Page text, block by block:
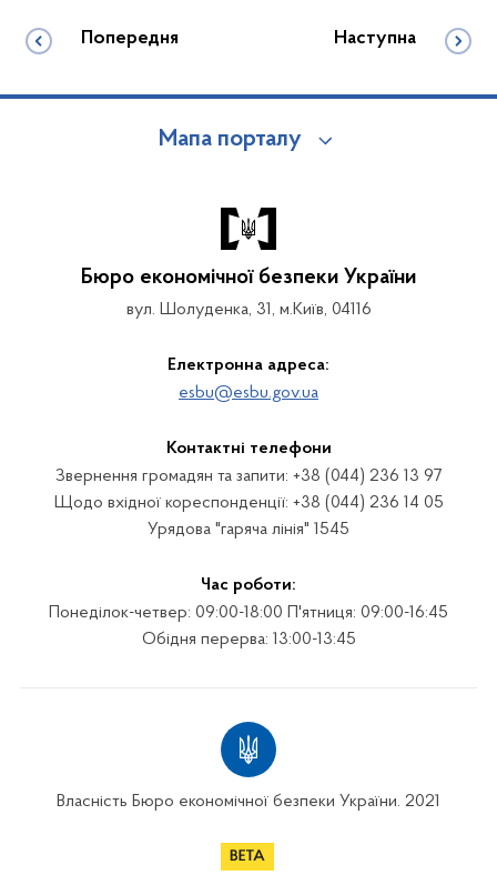
Попередня Наступна
Мапа порталу
Бюро економічної безпеки України
вул. Шолуденка, 31, м.Київ, 04116
Електронна адреса:
esbu@esbu.gov.ua
Контактні телефони
Звернення громадян та запити: +38 (044) 236 13 97
Щодо вхідної кореспонденції: +38 (044) 236 14 05
Урядова "гаряча лінія" 1545
Час роботи:
Понеділок-четвер: 09:00-18:00 П'ятниця: 09:00-16:45
Обідня перерва: 13:00-13:45
Власність Бюро економічної безпеки України. 2021